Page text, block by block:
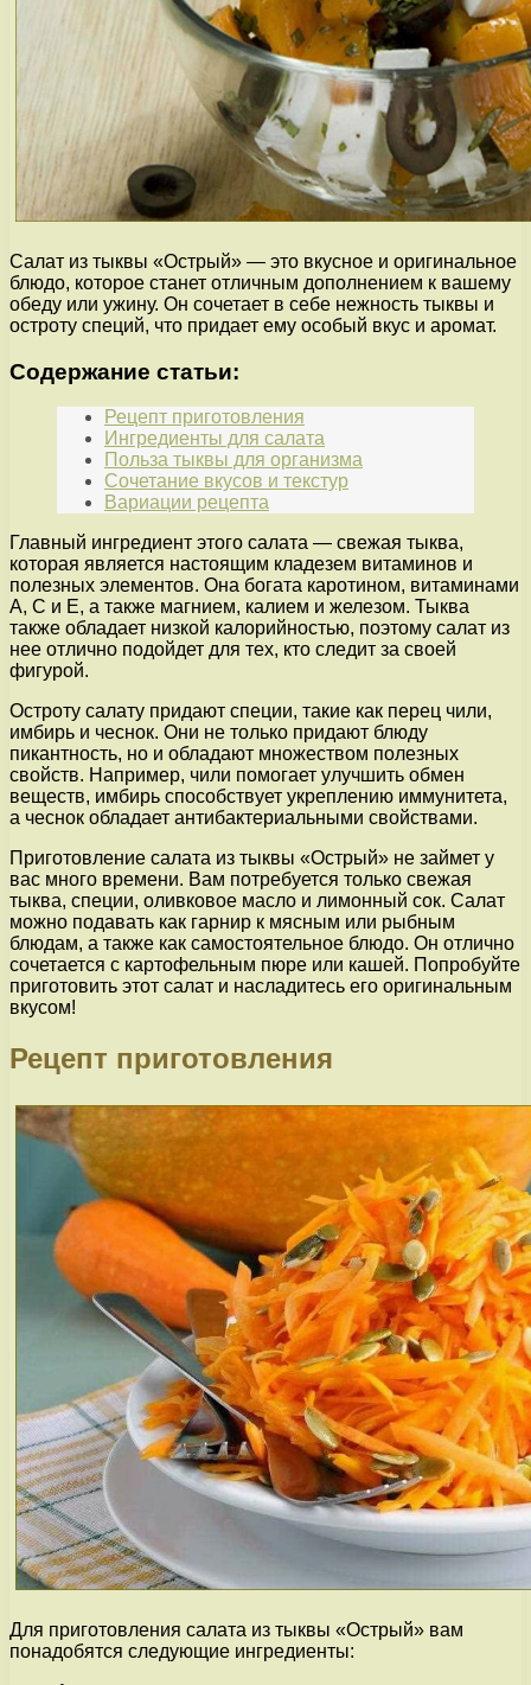
Салат из тыквы «Острый» — это вкусное и оригинальное
блюдо, которое станет отличным дополнением к вашему
обеду или ужину. Он сочетает в себе нежность тыквы и
остроту специй, что придает ему особый вкус и аромат.
Содержание статьи:
Рецепт приготовления
Ингредиенты для салата
Польза тыквы для организма
Сочетание вкусов и текстур
Вариации рецепта
Главный ингредиент этого салата — свежая тыква,
которая является настоящим кладезем витаминов и
полезных элементов. Она богата каротином, витаминами
А, С и Е, а также магнием, калием и железом. Тыква
также обладает низкой калорийностью, поэтому салат из
нее отлично подойдет для тех, кто следит за своей
фигурой.
Остроту салату придают специи, такие как перец чили,
имбирь и чеснок. Они не только придают блюду
пикантность, но и обладают множеством полезных
свойств. Например, чили помогает улучшить обмен
веществ, имбирь способствует укреплению иммунитета,
а чеснок обладает антибактериальными свойствами.
Приготовление салата из тыквы «Острый» не займет у
вас много времени. Вам потребуется только свежая
тыква, специи, оливковое масло и лимонный сок. Салат
можно подавать как гарнир к мясным или рыбным
блюдам, а также как самостоятельное блюдо. Он отлично
сочетается с картофельным пюре или кашей. Попробуйте
приготовить этот салат и насладитесь его оригинальным
вкусом!
Рецепт приготовления
Для приготовления салата из тыквы «Острый» вам
понадобятся следующие ингредиенты: